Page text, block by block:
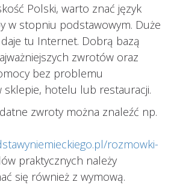
Polski, warto znać język
w stopniu podstawowym. Duże
tu Internet. Dobrą bazą
zwrotów oraz
bez problemu
sklepie, hotelu lub restauracji.
zwroty można znaleźć np.
rozmowki-
praktycznych należy
się również z wymową.